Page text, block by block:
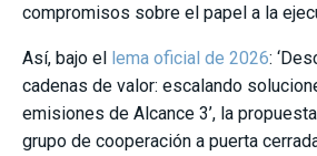
compromisos sobre el papel a la
Así, bajo el lema oficial de 2026:
cadenas de valor: escalando
emisiones de Alcance 3’, la
grupo de cooperación a puerta